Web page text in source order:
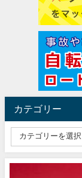
カテゴリー